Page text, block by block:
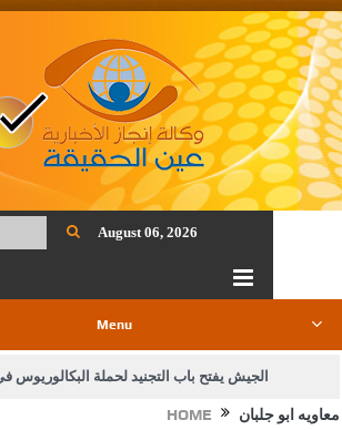
August 06, 2026
Menu
الجيش يفتح باب التجنيد لحملة البكالوريوس
بيان اجتماع عمّان:دعم الوصاية الهاشمية
HOME معاويه ابو جلبان